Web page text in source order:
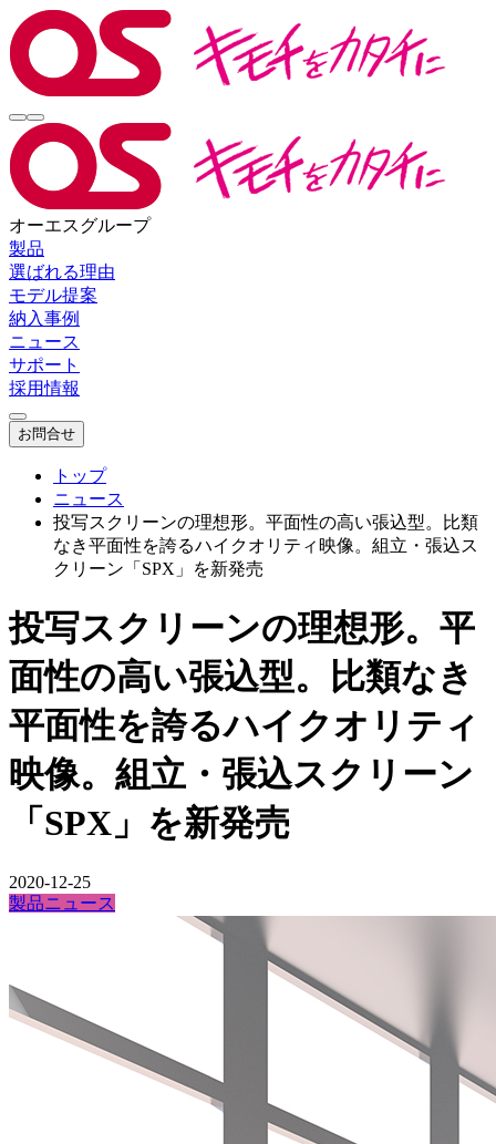
オーエスグループ
製品
選ばれる理由
モデル提案
納入事例
ニュース
サポート
採用情報
お問合せ
トップ
ニュース
投写スクリーンの理想形。平面性の高い張込型。比類
なき平面性を誇るハイクオリティ映像。組立・張込ス
クリーン「SPX」を新発売
投写スクリーンの理想形。平
面性の高い張込型。比類なき
平面性を誇るハイクオリティ
映像。組立・張込スクリーン
「SPX」を新発売
2020-12-25
製品ニュース